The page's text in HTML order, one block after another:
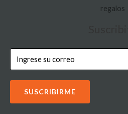
regalos
SUSCRIBIRME